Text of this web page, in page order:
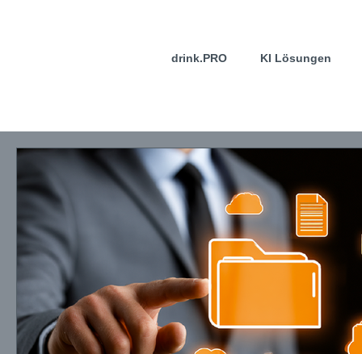
drink.PRO KI Lösungen